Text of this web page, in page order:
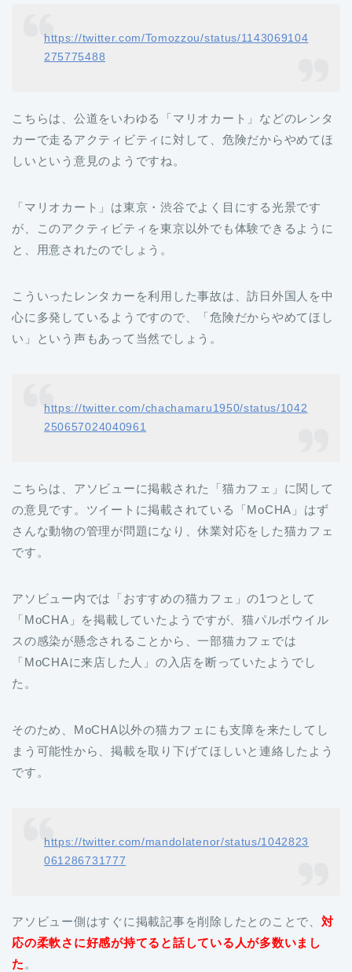
https://twitter.com/Tomozzou/status/1143069104
275775488
こちらは、公道をいわゆる「マリオカート」などのレンタ
カーで走るアクティビティに対して、危険だからやめてほ
しいという意見のようですね。
「マリオカート」は東京・渋谷でよく目にする光景です
が、このアクティビティを東京以外でも体験できるように
と、用意されたのでしょう。
こういったレンタカーを利用した事故は、訪日外国人を中
心に多発しているようですので、「危険だからやめてほし
い」という声もあって当然でしょう。
https://twitter.com/chachamaru1950/status/1042
250657024040961
こちらは、アソビューに掲載された「猫カフェ」に関して
の意見です。ツイートに掲載されている「MoCHA」はず
さんな動物の管理が問題になり、休業対応をした猫カフェ
です。
アソビュー内では「おすすめの猫カフェ」の1つとして
「MoCHA」を掲載していたようですが、猫パルボウイル
スの感染が懸念されることから、一部猫カフェでは
「MoCHAに来店した人」の入店を断っていたようでし
た。
そのため、MoCHA以外の猫カフェにも支障を来たしてし
まう可能性から、掲載を取り下げてほしいと連絡したよう
です。
https://twitter.com/mandolatenor/status/1042823
061286731777
アソビュー側はすぐに掲載記事を削除したとのことで、 対
応の柔軟さに好感が持てると話している人が多数いまし
た。